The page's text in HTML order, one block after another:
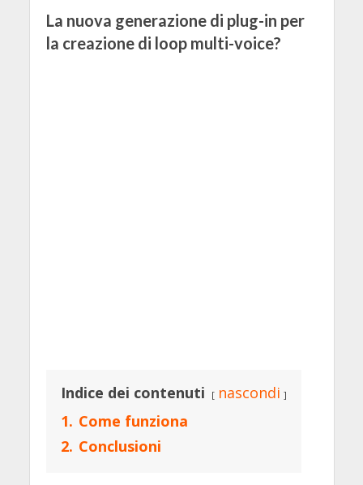
La nuova generazione di plug-in per
la creazione di loop multi-voice?
Indice dei contenuti
nascondi
1. Come funziona
2. Conclusioni